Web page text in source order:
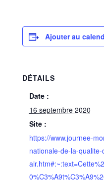
Ajouter au
DÉTAILS
Date :
16 septembre 2020
Site :
https://www.journee-
nationale-de-la-qualite-